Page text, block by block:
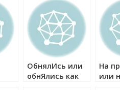
ОбнялИсь или
обнЯлись как
На
или